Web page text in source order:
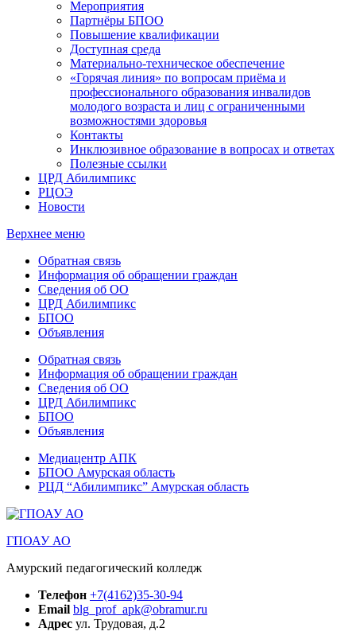
Мероприятия
Партнёры БПОО
Повышение квалификации
Доступная среда
Материально-техническое обеспечение
«Горячая линия» по вопросам приёма и
профессионального образования инвалидов
молодого возраста и лиц с ограниченными
возможностями здоровья
Контакты
Инклюзивное образование в вопросах и ответах
Полезные ссылки
ЦРД Абилимпикс
РЦОЭ
Новости
Верхнее меню
Обратная связь
Информация об обращении граждан
Сведения об ОО
ЦРД Абилимпикс
БПОО
Объявления
Обратная связь
Информация об обращении граждан
Сведения об ОО
ЦРД Абилимпикс
БПОО
Объявления
Медиацентр АПК
БПОО Амурская область
РЦД “Абилимпикс” Амурская область
ГПОАУ АО
Амурский педагогический колледж
Телефон +7(4162)35-30-94
Email blg_prof_apk@obramur.ru
Адрес ул. Трудовая, д.2